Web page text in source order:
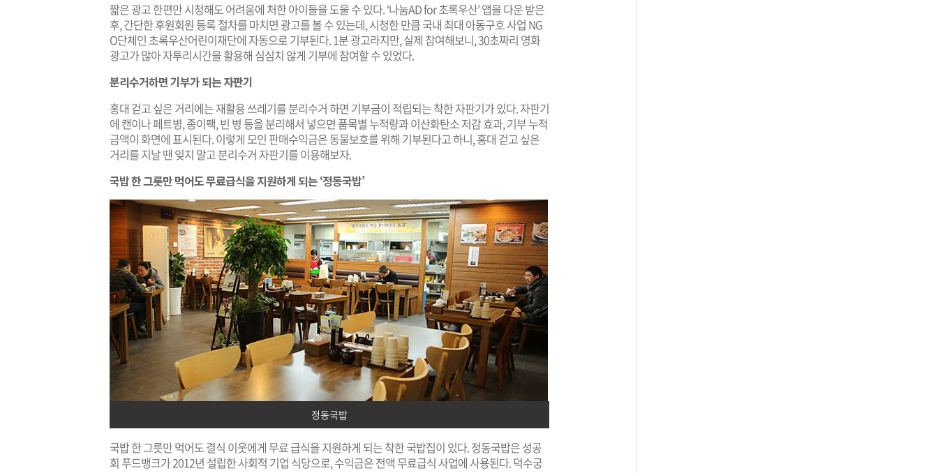
짧은 광고 한편만 시청해도 어려움에 처한 아이들을 도울 수 있다. ‘나눔AD for 초록우산’ 앱을 다운 받은
후, 간단한 후원회원 등록 절차를 마치면 광고를 볼 수 있는데, 시청한 만큼 국내 최대 아동구호 사업 NG
O단체인 초록우산어린이재단에 자동으로 기부된다. 1분 광고라지만, 실제 참여해보니, 30초짜리 영화
광고가 많아 자투리시간을 활용해 심심치 않게 기부에 참여할 수 있었다.
분리수거하면 기부가 되는 자판기
홍대 걷고 싶은 거리에는 재활용 쓰레기를 분리수거 하면 기부금이 적립되는 착한 자판기가 있다. 자판기
에 캔이나 페트병, 종이팩, 빈 병 등을 분리해서 넣으면 품목별 누적량과 이산화탄소 저감 효과, 기부 누적
금액이 화면에 표시된다. 이렇게 모인 판매수익금은 동물보호를 위해 기부된다고 하니, 홍대 걷고 싶은
거리를 지날 땐 잊지 말고 분리수거 자판기를 이용해보자.
국밥 한 그릇만 먹어도 무료급식을 지원하게 되는 ‘정동국밥’
정동국밥
국밥 한 그릇만 먹어도 결식 이웃에게 무료 급식을 지원하게 되는 착한 국밥집이 있다. 정동국밥은 성공
회 푸드뱅크가 2012년 설립한 사회적 기업 식당으로, 수익금은 전액 무료급식 사업에 사용된다. 덕수궁